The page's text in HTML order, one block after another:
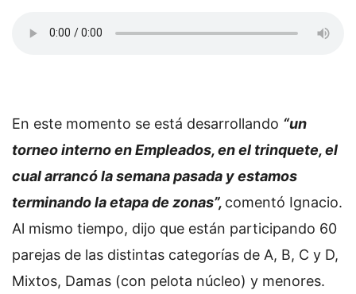
En este momento se está desarrollando “un
torneo interno en Empleados, en el trinquete, el
cual arrancó la semana pasada y estamos
terminando la etapa de zonas”, comentó Ignacio.
Al mismo tiempo, dijo que están participando 60
parejas de las distintas categorías de A, B, C y D,
Mixtos, Damas (con pelota núcleo) y menores.